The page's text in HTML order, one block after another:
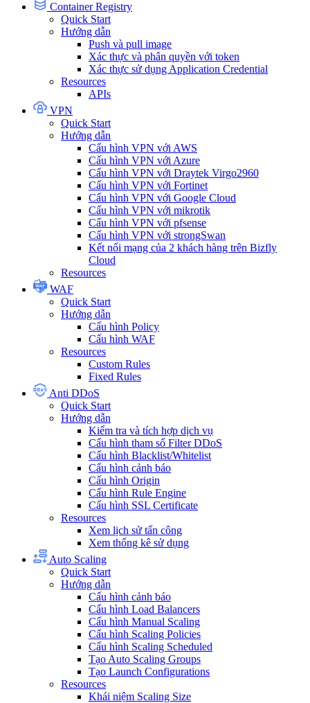
Container Registry
Quick Start
Hướng dẫn
Push và pull image
Xác thực và phân quyền với token
Xác thực sử dụng Application Credential
Resources
APIs
VPN
Quick Start
Hướng dẫn
Cấu hình VPN với AWS
Cấu hình VPN với Azure
Cấu hình VPN với Draytek Virgo2960
Cấu hình VPN với Fortinet
Cấu hình VPN với Google Cloud
Cấu hình VPN với mikrotik
Cấu hình VPN với pfsense
Cấu hình VPN với strongSwan
Kết nối mạng của 2 khách hàng trên Bizfly
Cloud
Resources
WAF
Quick Start
Hướng dẫn
Cấu hình Policy
Cấu hình WAF
Resources
Custom Rules
Fixed Rules
Anti DDoS
Quick Start
Hướng dẫn
Kiểm tra và tích hợp dịch vụ
Cấu hình tham số Filter DDoS
Cấu hình Blacklist/Whitelist
Cấu hình cảnh báo
Cấu hình Origin
Cấu hình Rule Engine
Cấu hình SSL Certificate
Resources
Xem lịch sử tấn công
Xem thống kê sử dụng
Auto Scaling
Quick Start
Hướng dẫn
Cấu hình cảnh báo
Cấu hình Load Balancers
Cấu hình Manual Scaling
Cấu hình Scaling Policies
Cấu hình Scaling Scheduled
Tạo Auto Scaling Groups
Tạo Launch Configurations
Resources
Khái niệm Scaling Size